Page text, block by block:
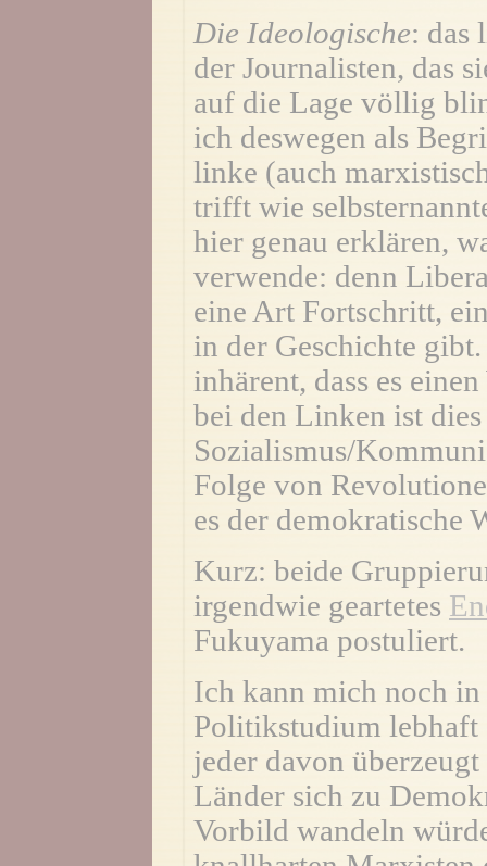
Die Ideologische: das
der Journalisten, das
auf die Lage völlig
ich deswegen als
linke (auch
trifft wie
hier genau erklären,
verwende: denn
eine Art Fortschritt,
in der Geschichte
inhärent, dass es
bei den Linken ist
Sozialismus/
Folge von
es der demokratische
Kurz: beide
irgendwie geartetes
Fukuyama postuliert.
Ich kann mich noch
Politikstudium lebhaft
jeder davon
Länder sich zu
Vorbild wandeln